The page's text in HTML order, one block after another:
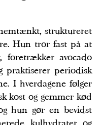
struktureret
Hun tror fast på at
foretrækker avocado
praktiserer periodisk
I hverdagene følger
kost og gemmer kød
hun gør en bevidst